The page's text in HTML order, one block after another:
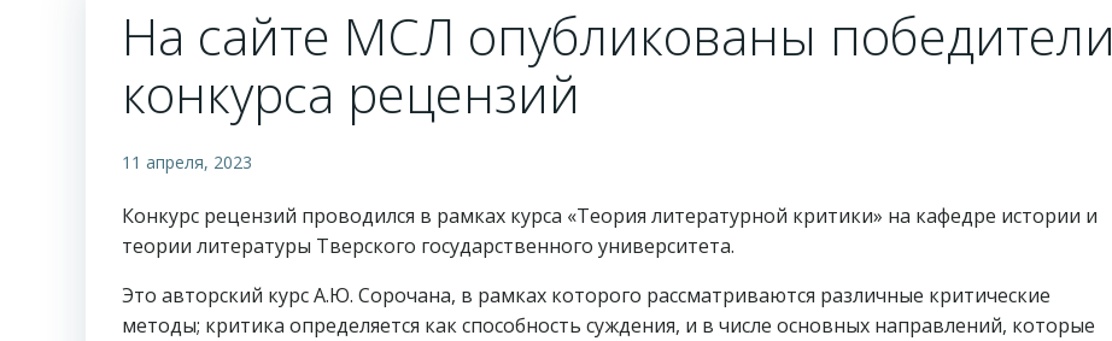
На сайте МСЛ опубликованы победители
конкурса рецензий
11 апреля, 2023
Конкурс рецензий проводился в рамках курса «Теория литературной критики» на кафедре истории и
теории литературы Тверского государственного университета.
Это авторский курс А.Ю. Сорочана, в рамках которого рассматриваются различные критические
методы; критика определяется как способность суждения, и в числе основных направлений, которые